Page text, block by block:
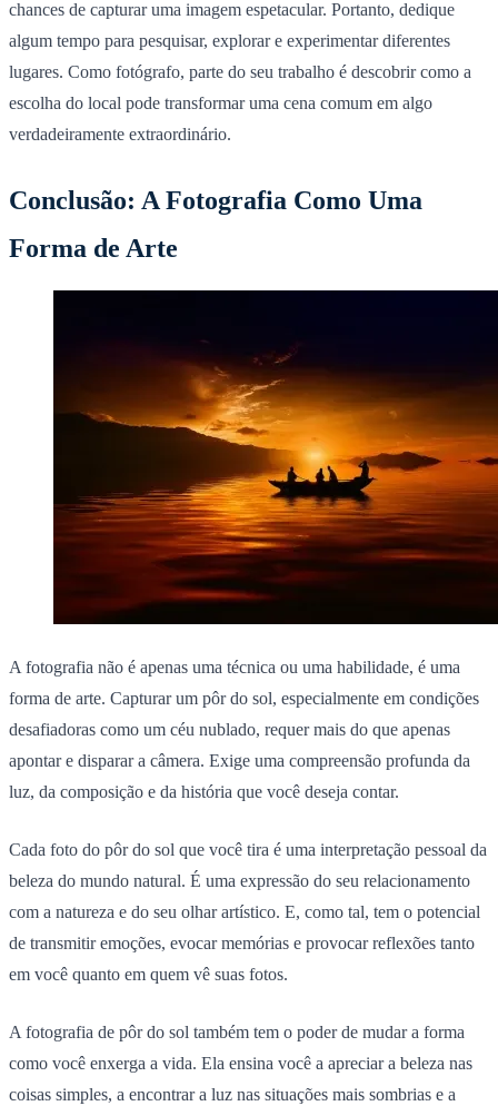
chances de capturar uma imagem espetacular. Portanto, dedique
algum tempo para pesquisar, explorar e experimentar diferentes
lugares. Como fotógrafo, parte do seu trabalho é descobrir como a
escolha do local pode transformar uma cena comum em algo
verdadeiramente extraordinário.
Conclusão: A Fotografia Como Uma
Forma de Arte
A fotografia não é apenas uma técnica ou uma habilidade, é uma
forma de arte. Capturar um pôr do sol, especialmente em condições
desafiadoras como um céu nublado, requer mais do que apenas
apontar e disparar a câmera. Exige uma compreensão profunda da
luz, da composição e da história que você deseja contar.
Cada foto do pôr do sol que você tira é uma interpretação pessoal da
beleza do mundo natural. É uma expressão do seu relacionamento
com a natureza e do seu olhar artístico. E, como tal, tem o potencial
de transmitir emoções, evocar memórias e provocar reflexões tanto
em você quanto em quem vê suas fotos.
A fotografia de pôr do sol também tem o poder de mudar a forma
como você enxerga a vida. Ela ensina você a apreciar a beleza nas
coisas simples, a encontrar a luz nas situações mais sombrias e a